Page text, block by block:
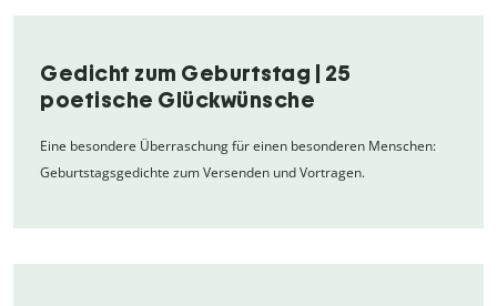
Gedicht zum Geburtstag | 25
poetische Glückwünsche
Eine besondere Überraschung für einen besonderen Menschen:
Geburtstagsgedichte zum Versenden und Vortragen.